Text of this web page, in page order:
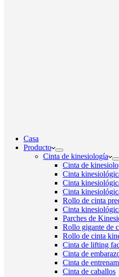
Casa
Producto
Cinta de kinesiología
Cinta de
Cinta
Cinta
Cinta
Rollo de cinta
Cinta
Parches de
Rollo gigante de
Rollo de cinta
Cinta de lifting
Cinta de
Cinta de
Cinta de caballos